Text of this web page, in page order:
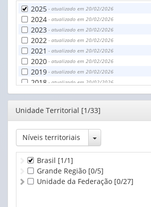
2025 - atualizado em 20/02/2026
2024 - atualizado em 20/02/2026
2023 - atualizado em 20/02/2026
2022 - atualizado em 20/02/2026
2021 - atualizado em 20/02/2026
2020 - atualizado em 20/02/2026
2019 - atualizado em 20/02/2026
2018 - atualizado em 20/02/2026
2017- atualizado em 20/02/2026
2016
2015 - atualizado em 20/02/2026
2014
2013- atualizado em 20/02/2026
2012- atualizado em 20/02/2026
Editor
Unidade Territorial [1/33]
Níveis territoriais Toggle Dropdown
Brasil [1/1]
Grande Região [0/5]
Unidade da Federação [0/27]